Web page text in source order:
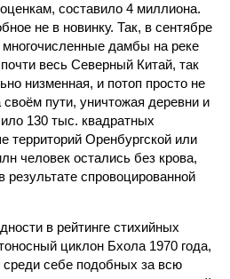
составило 4 миллиона.
не в новинку. Так, в сентябре
многочисленные дамбы на реке
весь Северный Китай, так
низменная, и потоп просто не
своём пути, уничтожая деревни и
130 тыс. квадратных
территорий Оренбургской или
человек остались без крова,
результате спровоцированной
в рейтинге стихийных
циклон Бхола 1970 года,
себе подобных за всю